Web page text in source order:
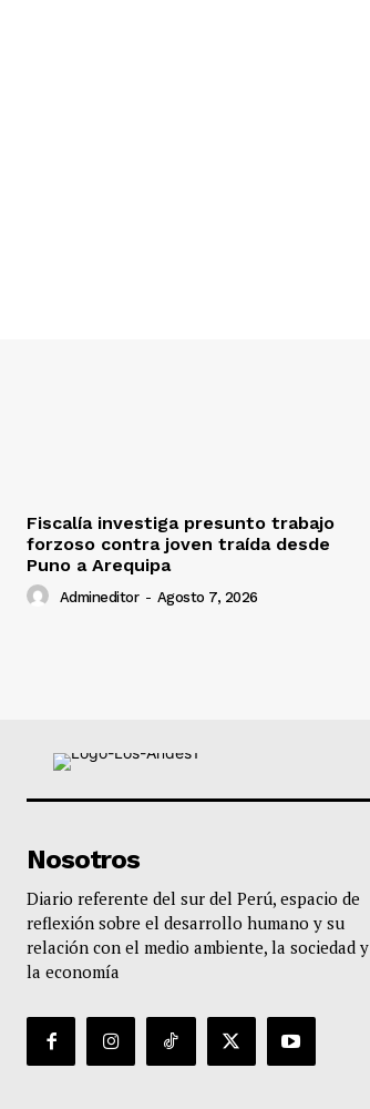
Fiscalía investiga presunto trabajo
forzoso contra joven traída desde
Puno a Arequipa
Admineditor - Agosto 7, 2026
Nosotros
Diario referente del sur del Perú, espacio de
reflexión sobre el desarrollo humano y su
relación con el medio ambiente, la sociedad y
la economía